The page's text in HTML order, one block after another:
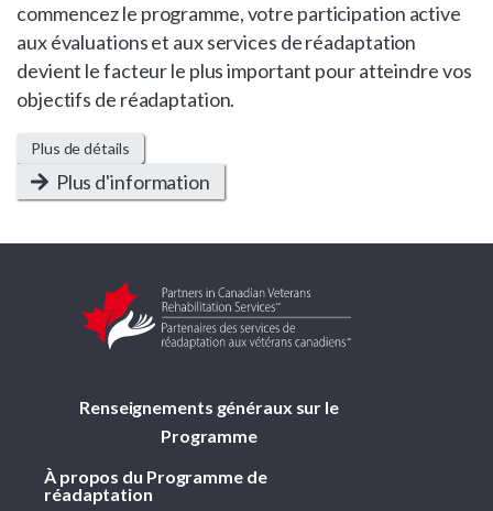
commencez le programme, votre participation active
aux évaluations et aux services de réadaptation
devient le facteur le plus important pour atteindre vos
objectifs de réadaptation.
Plus de détails
Plus d'information
Renseignements généraux sur le
Programme
À propos du Programme de
réadaptation